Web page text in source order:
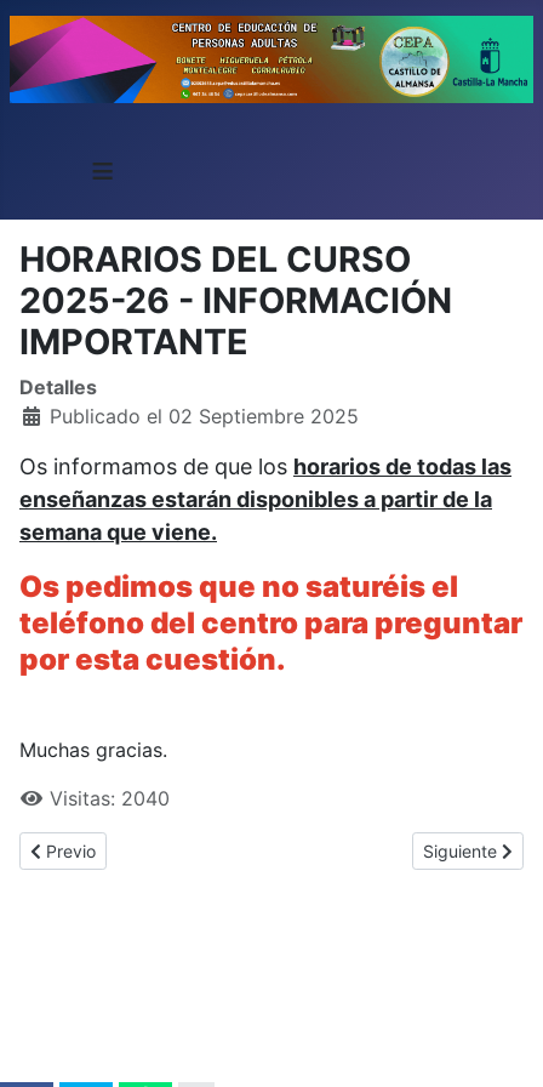
≡
HORARIOS DEL CURSO
2025-26 - INFORMACIÓN
IMPORTANTE
Detalles
Publicado el 02 Septiembre 2025
Os informamos de que los horarios de todas las
enseñanzas estarán disponibles a partir de la
semana que viene.
Os pedimos que no saturéis el
teléfono del centro para preguntar
por esta cuestión.
Muchas gracias.
Visitas: 2040
Previous article: Abierto Plazo de Admisión en enseñanzas para
Previo Next article:
Siguiente